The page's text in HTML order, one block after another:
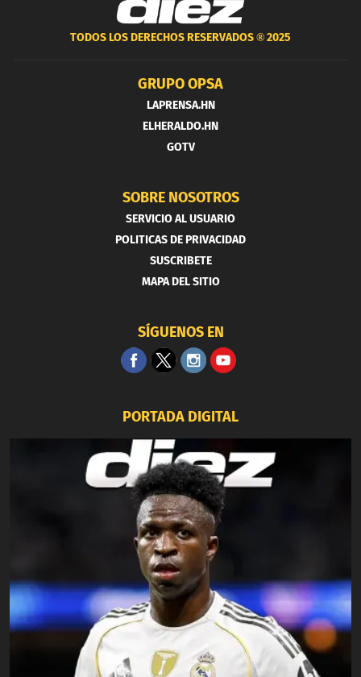
TODOS LOS DERECHOS RESERVADOS ®2025
GRUPO OPSA
LAPRENSA.HN
ELHERALDO.HN
GOTV
SOBRE NOSOTROS
SERVICIO AL USUARIO
POLITICAS DE PRIVACIDAD
SUSCRIBETE
MAPA DEL SITIO
SÍGUENOS EN
PORTADA DIGITAL